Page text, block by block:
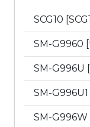
SCG10
SM-G9960
SM-G996U
SM-
SM-G996W